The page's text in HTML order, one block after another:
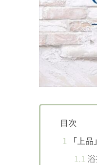
目次
1 「上
1.1